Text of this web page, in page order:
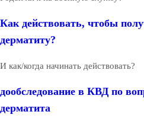
Как действовать, чтобы
дерматиту?
И как/когда начинать действовать?
дообследование в КВД по
дерматита